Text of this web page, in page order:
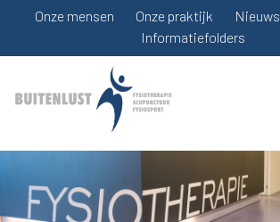
Onze mensen Onze praktijk Nieuws
Informatiefolders